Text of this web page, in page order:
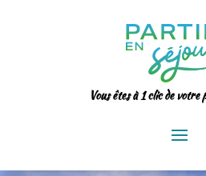
Vous êtes à 1 clic de